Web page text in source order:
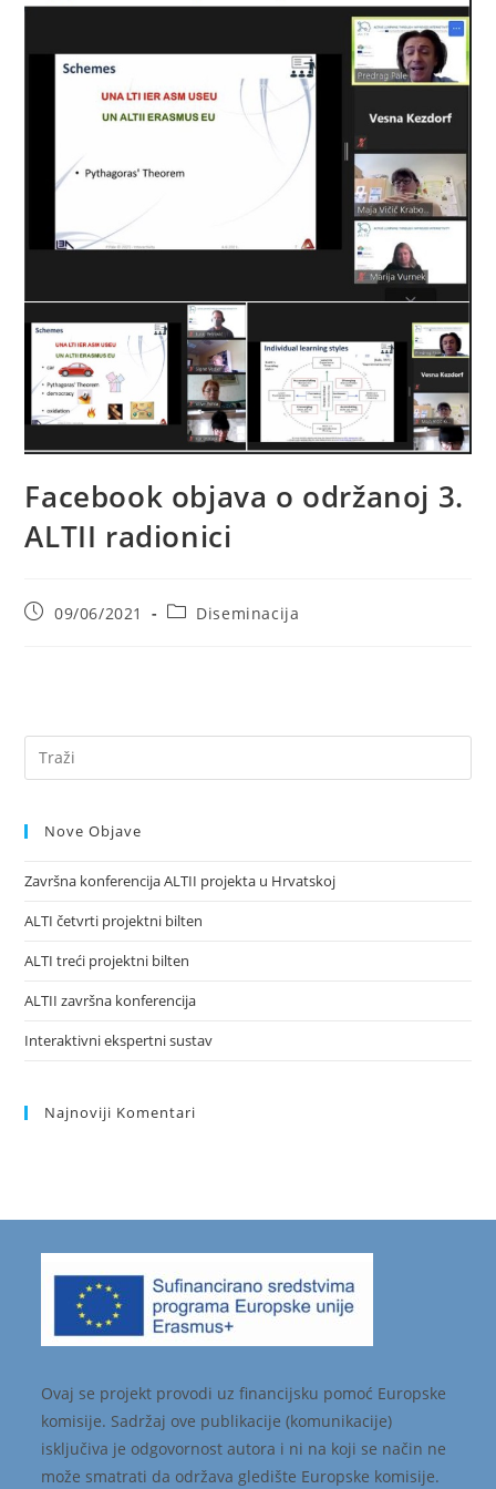
Facebook objava o održanoj 3.
ALTII radionici
Objava09/06/2021
Kategorija
Diseminacija
Nove Objave
Završna konferencija ALTII projekta u Hrvatskoj
ALTI četvrti projektni bilten
ALTI treći projektni bilten
ALTII završna konferencija
Interaktivni ekspertni sustav
Najnoviji Komentari
Ovaj se projekt provodi uz financijsku pomoć Europske
komisije. Sadržaj ove publikacije (komunikacije)
isključiva je odgovornost autora i ni na koji se način ne
može smatrati da održava gledište Europske komisije.